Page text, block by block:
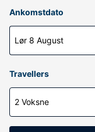
Ankomstdato
Lør 8 August
Travellers
2 Voksne